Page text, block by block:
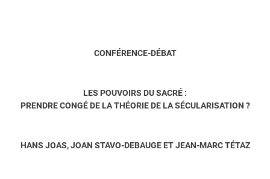
CONFÉRENCE-DÉBAT
LES POUVOIRS DU SACRÉ :
PRENDRE CONGÉ DE LA THÉORIE DE LA SÉCULARISATION ?
HANS JOAS, JOAN STAVO-DEBAUGE ET JEAN-MARC TÉTAZ